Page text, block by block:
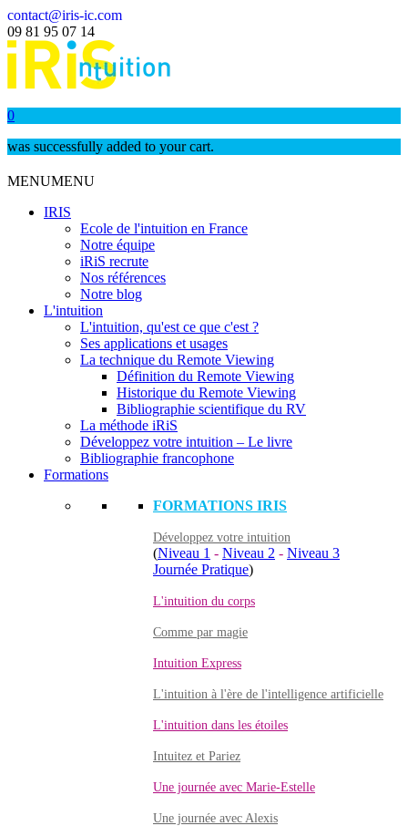
contact@iris-ic.com
09 81 95 07 14
0
was successfully added to your cart.
MENUMENU
IRIS
Ecole de l'intuition en France
Notre équipe
iRiS recrute
Nos références
Notre blog
L'intuition
L'intuition, qu'est ce que c'est ?
Ses applications et usages
La technique du Remote Viewing
Définition du Remote Viewing
Historique du Remote Viewing
Bibliographie scientifique du RV
La méthode iRiS
Développez votre intuition – Le livre
Bibliographie francophone
Formations
FORMATIONS IRIS
Développez votre intuition
(Niveau 1 - Niveau 2 - Niveau 3
Journée Pratique)
L'intuition du corps
Comme par magie
Intuition Express
L'intuition à l'ère de l'intelligence artificielle
L'intuition dans les étoiles
Intuitez et Pariez
Une journée avec Marie-Estelle
Une journée avec Alexis